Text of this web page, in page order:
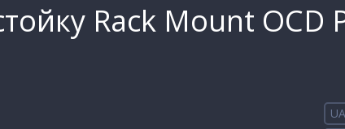
Rack Mount OCD